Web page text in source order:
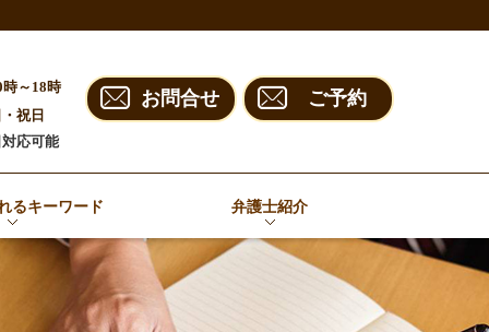
時～18時
祝日
応可能
お問合せ ご予約
るキーワード 弁護士紹介